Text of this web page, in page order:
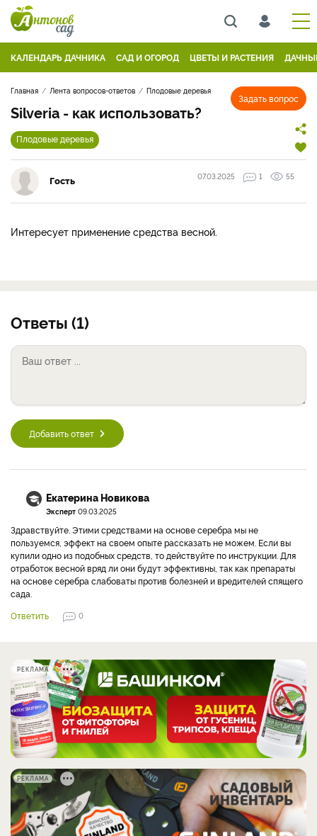
КАЛЕНДАРЬ ДАЧНИКА САД И ОГОРОД ЦВЕТЫ И РАСТЕНИЯ
Задать вопрос
Главная Лента вопросов-ответов Плодовые деревья
Silveria - как использовать?
Плодовые деревья
Гость 07.03.2025 1 55
Интересует применение средства весной.
Ответы (1)
Добавить ответ
Екатерина Новикова
Эксперт 09.03.2025
Здравствуйте. Этими средствами на основе серебра мы не
пользуемся, эффект на своем опыте рассказать не можем. Если вы
купили одно из подобных средств, то действуйте по инструкции. Для
отработок весной вряд ли они будут эффективны, так как препараты
на основе серебра слабоваты против болезней и вредителей спящего
сада.
Ответить
0
РЕКЛАМА
РЕКЛАМА